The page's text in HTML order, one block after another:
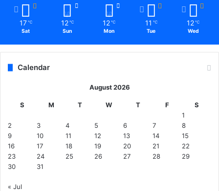
17 ℃
Sat
12 ℃
Sun
12 ℃
Mon
11 ℃
Tue
12 ℃
Wed
Calendar
August 2026
S M T W T F
S
1
2
3 4 5 6 7
8
9
10 11 12 13 14
15
16
17 18 19 20 21
22
23
24 25 26 27 28
29
30
31
« Jul